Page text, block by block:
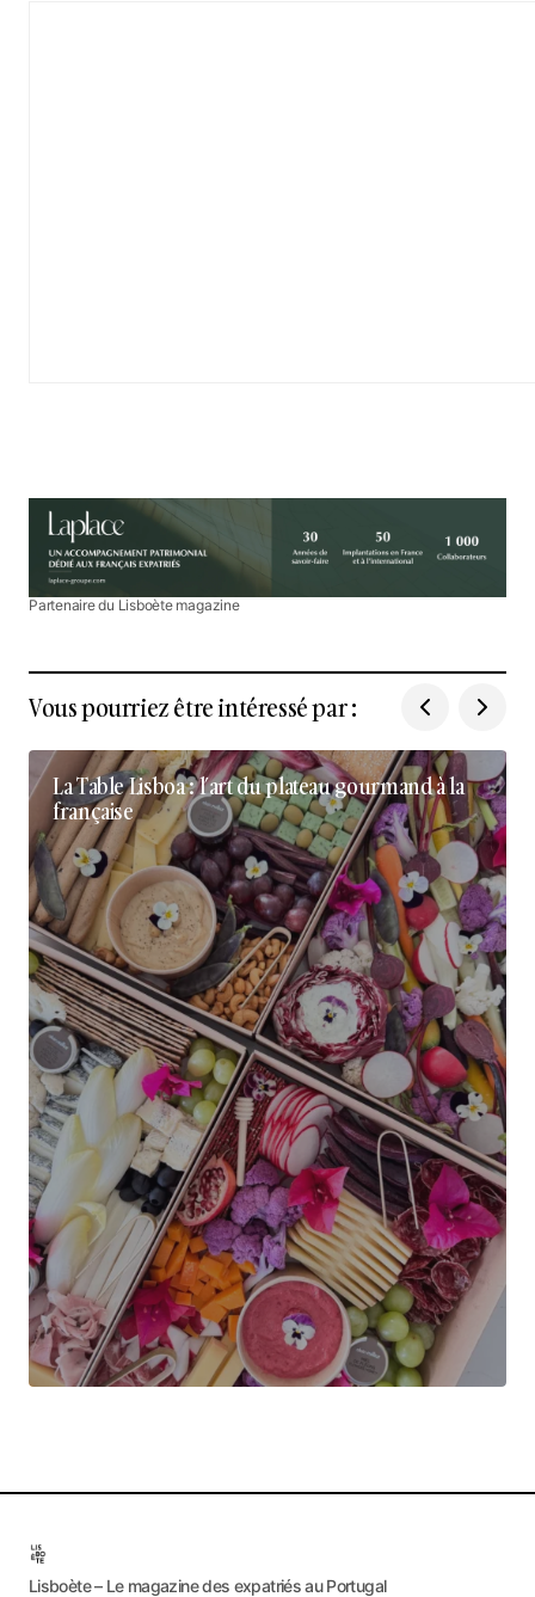
Partenaire du Lisboète magazine
Vous pourriez être intéressé par :
La Table Lisboa : l’art du plateau gourmand à la
française
Lisboète – Le magazine des expatriés au Portugal